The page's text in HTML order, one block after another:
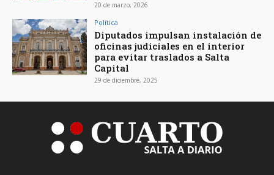
20 de marzo, 2026
Política
Diputados impulsan instalación de
oficinas judiciales en el interior
para evitar traslados a Salta
Capital
29 de diciembre, 2025